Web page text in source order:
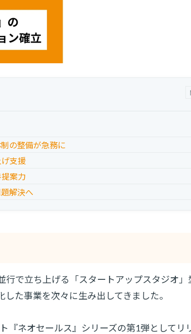
の整備が急務に
支援
案力
解決へ
で立ち上げる「スタートアップスタジオ」
た事業を次々に生み出してきました。
『ネオセールス』シリーズの第1弾としてリ